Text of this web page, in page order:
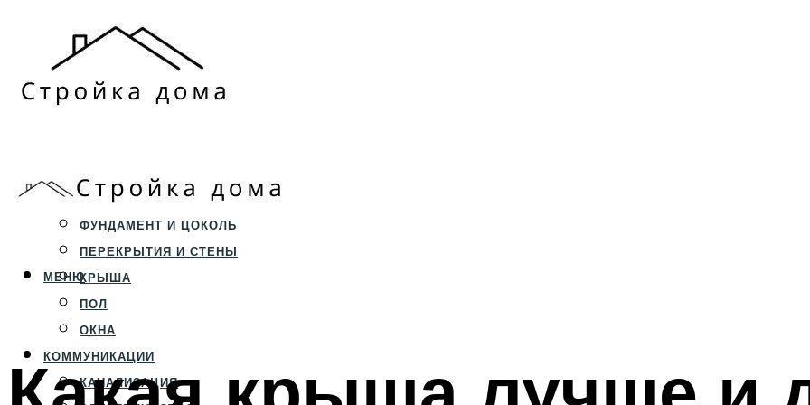
СТРОИТЕЛЬСТВО
ФУНДАМЕНТ И ЦОКОЛЬ
ПЕРЕКРЫТИЯ И СТЕНЫ
КРЫША
ПОЛ
ОКНА
КОММУНИКАЦИИ
КАНАЛИЗАЦИЯ
МЕНЮ